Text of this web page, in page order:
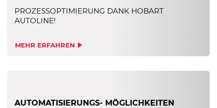
PROZESSOPTIMIERUNG DANK HOBART
AUTOLINE!
MEHR ERFAHREN
AUTOMATISIERUNGS- MÖGLICHKEITEN